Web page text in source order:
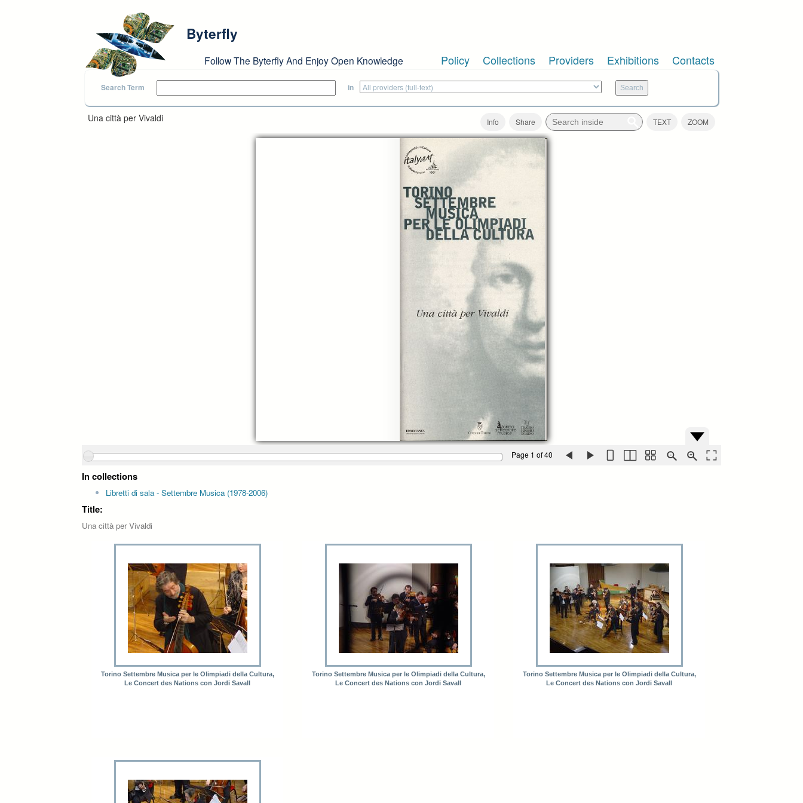
Byterfly
Follow The Byterfly And Enjoy Open Knowledge Policy Collections Providers Exhibitions Contacts
Search Term in
Una città per Vivaldi Info Share TEXT ZOOM
Page 1 of 40
In collections
Libretti di sala - Settembre Musica (1978-2006)
Title:
Una città per Vivaldi
Torino Settembre Musica per le Olimpiadi della Cultura,
Le Concert des Nations con Jordi Savall
Torino Settembre Musica per le Olimpiadi della Cultura,
Le Concert des Nations con Jordi Savall
Torino Settembre Musica per le Olimpiadi della Cultura,
Le Concert des Nations con Jordi Savall